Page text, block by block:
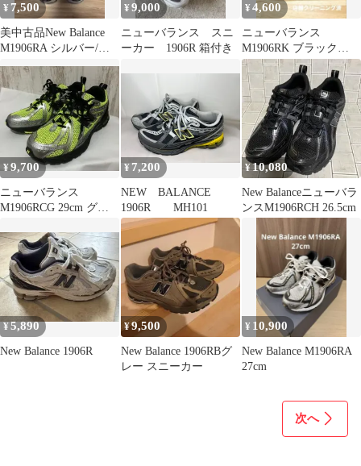
¥ 7,500
美中古品New Balance
M1906RA シルバー/ブ
ラック28.5cm
¥9,000
ニューバランス スニ
ーカー 1906R 箱付き
¥4,600
ニューバランス
M1906RK ブラック
26.5cm 1906R 黒
¥9,700
ニューバランス
M1906RCG 29cm グリ
¥7,200
NEW BALANCE
1906R MH101
¥10,080
New Balanceニューバラ
ンスM1906RCH 26.5cm
¥5,890
New Balance 1906R
¥9,500
New Balance 1906RBグ
レー スニーカー
¥ 10,900
New Balance M1906RA
27cm
次へ